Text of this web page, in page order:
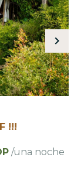
!!!
/una noche